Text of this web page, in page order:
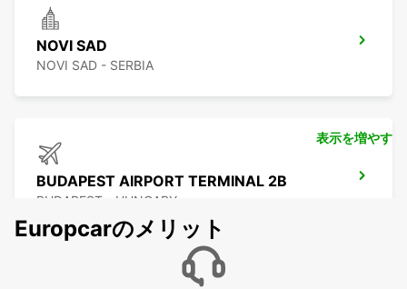
NOVI SAD
NOVI SAD - SERBIA
BUDAPEST AIRPORT TERMINAL 2B
BUDAPEST - HUNGARY
表示を増やす
Europcarのメリット